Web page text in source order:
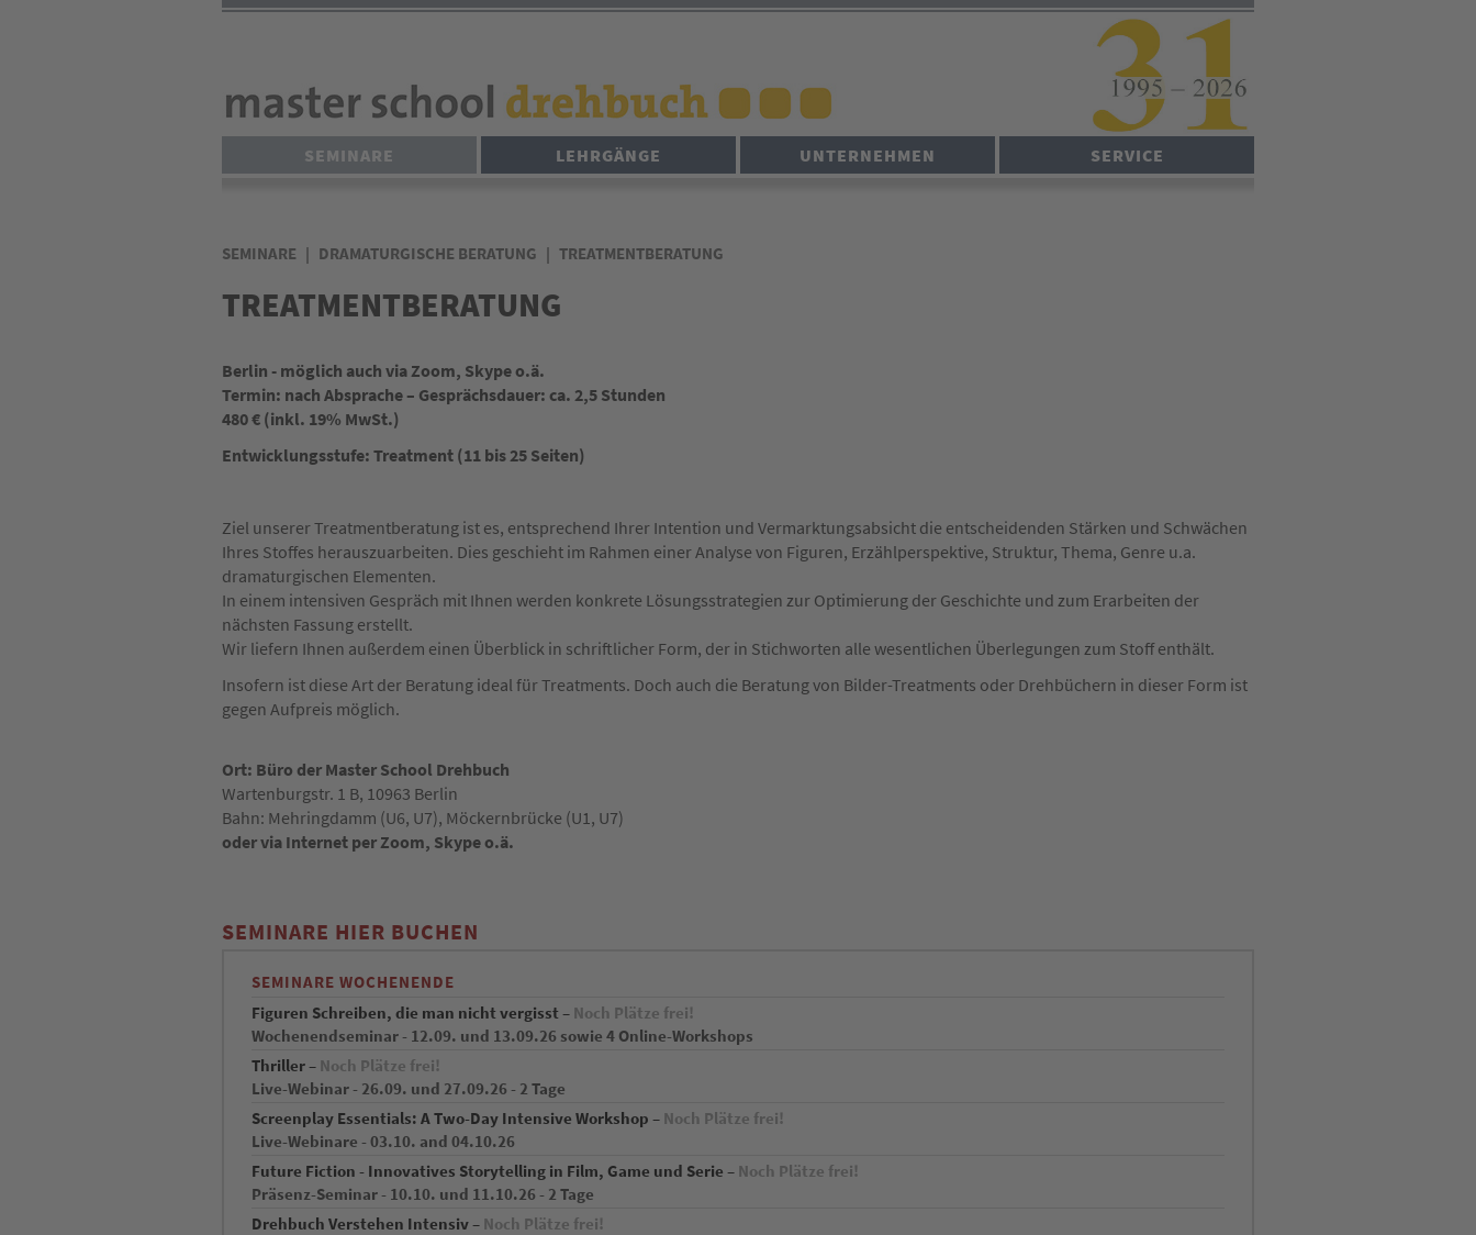
SEMINARE LEHRGÄNGE UNTERNEHMEN SERVICE
SEMINARE DRAMATURGISCHE BERATUNG TREATMENTBERATUNG
TREATMENTBERATUNG
Berlin - möglich auch via Zoom, Skype o.ä.
Termin: nach Absprache – Gesprächsdauer: ca. 2,5 Stunden
480 € (inkl. 19% MwSt.)
Entwicklungsstufe: Treatment (11 bis 25 Seiten)
Ziel unserer Treatmentberatung ist es, entsprechend Ihrer Intention und Vermarktungsabsicht die entscheidenden Stärken und Schwächen
Ihres Stoffes herauszuarbeiten. Dies geschieht im Rahmen einer Analyse von Figuren, Erzählperspektive, Struktur, Thema, Genre u.a.
dramaturgischen Elementen.
In einem intensiven Gespräch mit Ihnen werden konkrete Lösungsstrategien zur Optimierung der Geschichte und zum Erarbeiten der
nächsten Fassung erstellt.
Wir liefern Ihnen außerdem einen Überblick in schriftlicher Form, der in Stichworten alle wesentlichen Überlegungen zum Stoff enthält.
Insofern ist diese Art der Beratung ideal für Treatments. Doch auch die Beratung von Bilder-Treatments oder Drehbüchern in dieser Form ist
gegen Aufpreis möglich.
Ort: Büro der Master School Drehbuch
Wartenburgstr. 1 B, 10963 Berlin
Bahn: Mehringdamm (U6, U7), Möckernbrücke (U1, U7)
oder via Internet per Zoom, Skype o.ä.
SEMINARE HIER BUCHEN
SEMINARE WOCHENENDE
Figuren Schreiben, die man nicht vergisst – Noch Plätze frei!
Wochenendseminar - 12.09. und 13.09.26 sowie 4 Online-Workshops
Thriller – Noch Plätze frei!
Live-Webinar - 26.09. und 27.09.26 - 2 Tage
Screenplay Essentials: A Two-Day Intensive Workshop – Noch Plätze frei!
Live-Webinare - 03.10. and 04.10.26
Future Fiction - Innovatives Storytelling in Film, Game und Serie – Noch Plätze frei!
Präsenz-Seminar - 10.10. und 11.10.26 - 2 Tage
Drehbuch Verstehen Intensiv – Noch Plätze frei!